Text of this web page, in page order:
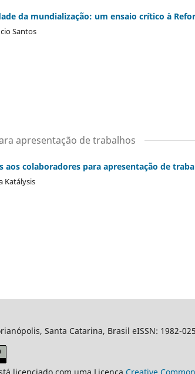
da mundialização: um ensaio crítico à
Santos
apresentação de trabalhos
aos colaboradores para apresentação de
Katálysis
Santa Catarina, Brasil eISSN: 1982-
licenciado com uma Licença Creative